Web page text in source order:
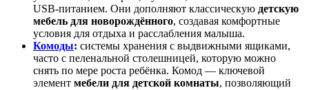
USB‑питанием. Они дополняют классическую детскую
мебель для новорождённого, создавая комфортные
условия для отдыха и расслабления малыша.
Комоды: системы хранения с выдвижными ящиками,
часто с пеленальной столешницей, которую можно
снять по мере роста ребёнка. Комод — ключевой
элемент мебели для детской комнаты, позволяющий